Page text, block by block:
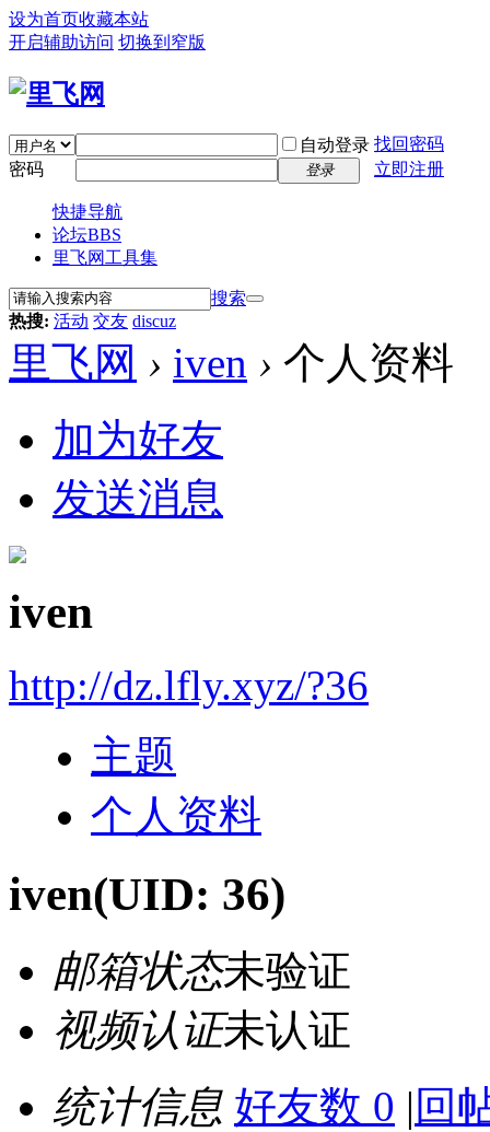
设为首页收藏本站
开启辅助访问 切换到窄版
自动登录 找回密码
密码
登录 立即注册
快捷导航
论坛BBS
里飞网工具集
搜索
热搜: 活动 交友 discuz
里飞网 › iven › 个人资料
加为好友
发送消息
iven
http://dz.lfly.xyz/?36
主题
个人资料
iven(UID: 36)
邮箱状态未验证
视频认证未认证
统计信息 好友数 0 | 回